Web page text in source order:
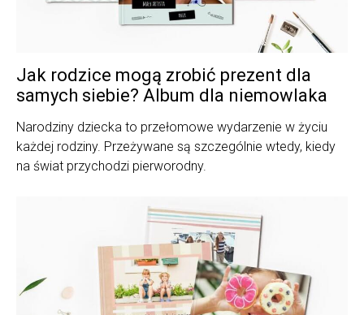
Jak rodzice mogą zrobić prezent dla
samych siebie? Album dla niemowlaka
Narodziny dziecka to przełomowe wydarzenie w życiu
każdej rodziny. Przeżywane są szczególnie wtedy, kiedy
na świat przychodzi pierworodny.